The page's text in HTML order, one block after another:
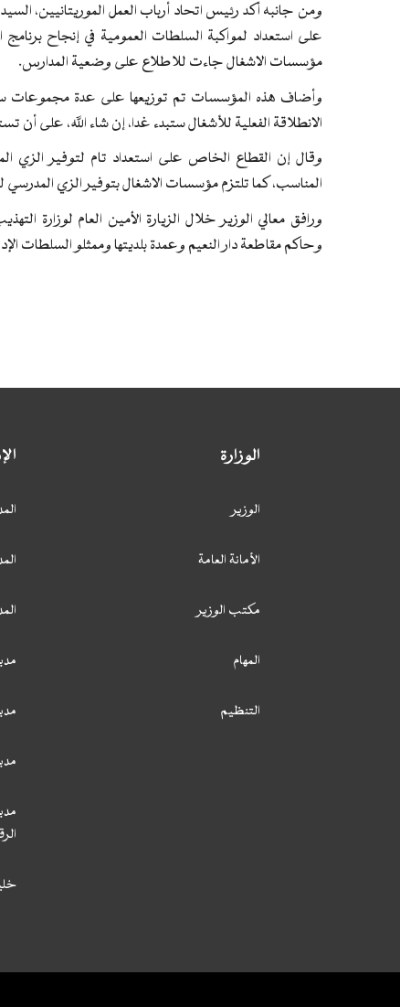
ومن جانبه أكد رئيس اتحاد أرباب العمل الموريتانيين،
على استعداد لمواكبة السلطات العمومية في إنجاح
مؤسسات الاشغال جاءت للاطلاع على وضعية المدارس.
وأضاف هذه المؤسسات تم توزيعها على عدة مجموعات
الانطلاقة الفعلية للأشغال ستبدء غدا، إن شاء الله، على
وقال إن القطاع الخاص على استعداد تام لتوفير الزي
المناسب، كما تلتزم مؤسسات الاشغال بتوفير الزي المدرسي
ورافق معالي الوزير خلال الزيارة الأمين العام لوزارة
وحاكم مقاطعة دار النعيم وعمدة بلديتها وممثلو السلطات
الوزارة
الوزير
الأمانة العامة
مكتب الوزير
المهام
التنظيم